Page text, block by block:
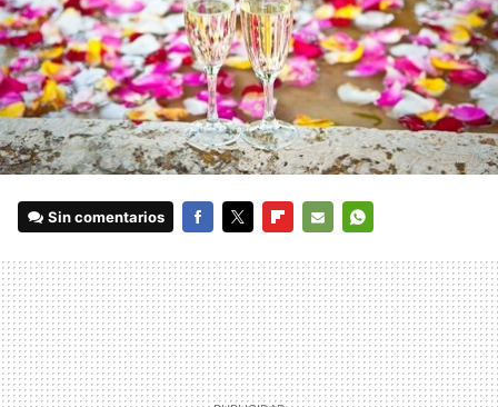
Sin comentarios
MAIL